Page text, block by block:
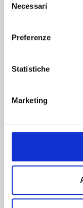
delNecessari
Preferenze
Statistiche
Marketing
€